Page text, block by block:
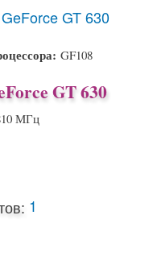
GeForce GT 630
GF108
GT 630
МГц
1